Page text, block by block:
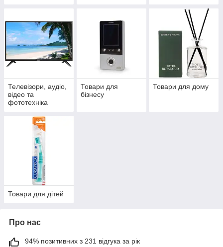
Телевізори, аудіо,
відео та
фототехніка
Товари для
бізнесу
Товари для дому
Товари для дітей
Про нас
94% позитивних з 231 відгука за рік